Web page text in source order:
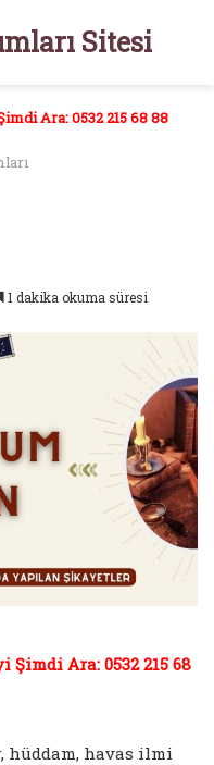
Sitesi
Ara: 0532 215 68 88
1 dakika okuma süresi
Ara: 0532 215 68
hüddam, havas ilmi